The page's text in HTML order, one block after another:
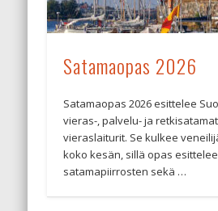
Satamaopas 2026
Satamaopas 2026 esittelee
vieras-, palvelu- ja
vieraslaiturit. Se kulkee
koko kesän, sillä opas
satamapiirrosten sekä …